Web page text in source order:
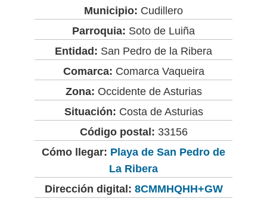
Municipio: Cudillero
Parroquia: Soto de Luiña
Entidad: San Pedro de la Ribera
Comarca: Comarca Vaqueira
Zona: Occidente de Asturias
Situación: Costa de Asturias
Código postal: 33156
Cómo llegar: Playa de San Pedro de
La Ribera
Dirección digital: 8CMMHQHH+GW